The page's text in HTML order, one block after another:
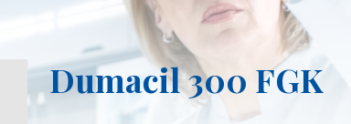
Dumacil 300 FGK